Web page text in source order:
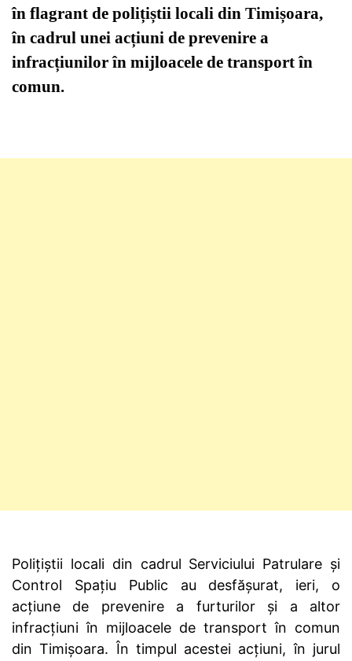
în flagrant de polițiștii locali din Timișoara,
în cadrul unei acțiuni de prevenire a
infracțiunilor în mijloacele de transport în
comun.
Polițiștii locali din cadrul Serviciului Patrulare și
Control Spațiu Public au desfășurat, ieri, o
acțiune de prevenire a furturilor și a altor
infracțiuni în mijloacele de transport în comun
din Timișoara. În timpul acestei acțiuni, în jurul